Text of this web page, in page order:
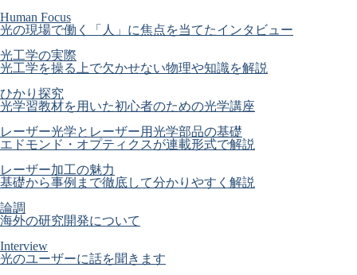
Human Focus
光の現場で働く「人」に焦点を当てたインタビュー
光工学の実際
光工学を操る上で欠かせない物理や知識を解説
ひかり探究
光学習教材を用いた初心者のための光学講座
レーザー光学とレーザー用光学部品の基礎
エドモンド・オプティクスが連載形式で解説
レーザー加工の魅力
基礎から事例まで徹底して分かりやすく解説
論調
海外の研究開発について
Interview
光のユーザーに話を聞きます